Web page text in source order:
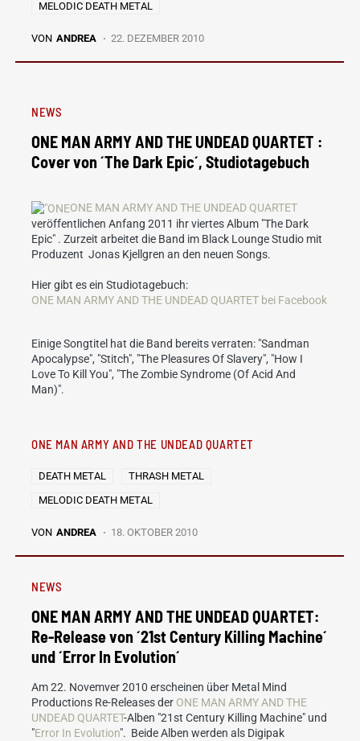
MELODIC DEATH METAL
VON ANDREA 22. DEZEMBER 2010
NEWS
ONE MAN ARMY AND THE UNDEAD QUARTET :
Cover von ´The Dark Epic´, Studiotagebuch
ONE MAN ARMY AND THE UNDEAD QUARTET
veröffentlichen Anfang 2011 ihr viertes Album "The Dark
Epic" . Zurzeit arbeitet die Band im Black Lounge Studio mit
Produzent Jonas Kjellgren an den neuen Songs.
Hier gibt es ein Studiotagebuch:
ONE MAN ARMY AND THE UNDEAD QUARTET bei Facebook
Einige Songtitel hat die Band bereits verraten: "Sandman
Apocalypse", "Stitch", "The Pleasures Of Slavery", "How I
Love To Kill You", "The Zombie Syndrome (Of Acid And
Man)".
ONE MAN ARMY AND THE UNDEAD QUARTET
DEATH METAL
THRASH METAL
MELODIC DEATH METAL
VON ANDREA 18. OKTOBER 2010
NEWS
ONE MAN ARMY AND THE UNDEAD QUARTET:
Re-Release von ´21st Century Killing Machine´
und ´Error In Evolution´
Am 22. Novemver 2010 erscheinen über Metal Mind
Productions Re-Releases der ONE MAN ARMY AND THE
UNDEAD QUARTET-Alben "21st Century Killing Machine" und
"Error In Evolution". Beide Alben werden als Digipak